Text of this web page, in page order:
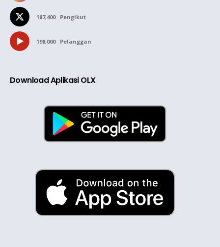
187,400 Pengikut
198,000 Pelanggan
Download Aplikasi OLX